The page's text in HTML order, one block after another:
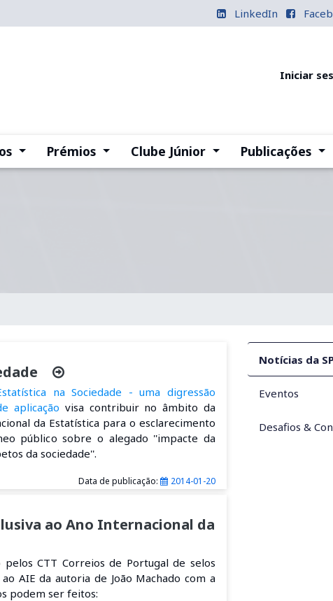
LinkedIn
Iniciar
(current)Prémios (current)Clube Júnior (current)Publicações
Notícias da
Eventos
Desafios &
na Sociedade - uma digressão
aplicação visa contribuir no âmbito da
da Estatística para o esclarecimento
público sobre o alegado ''impacte da
da sociedade''.
Data de publicação: 2014-01-20
ao Ano Internacional da
pelos CTT Correios de Portugal de selos
ao AIE da autoria de João Machado com a
podem ser feitos: